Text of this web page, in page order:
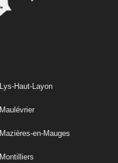
Lys-Haut-Layon
Maulévrier
Mazières-en-Mauges
Montilliers